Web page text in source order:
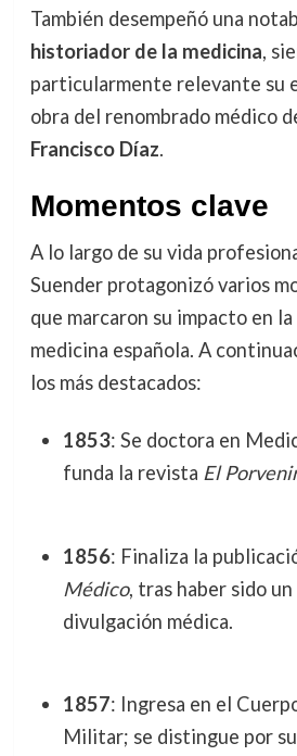
También desempeñó una
historiador de la medicina,
particularmente relevante su
obra del renombrado médico
Francisco Díaz.
Momentos clave
A lo largo de su vida
Suender protagonizó varios
que marcaron su impacto en
medicina española. A
los más destacados:
1853: Se doctora en
funda la revista El
1856: Finaliza la
Médico, tras haber sido
divulgación médica.
1857: Ingresa en el
Militar; se distingue por